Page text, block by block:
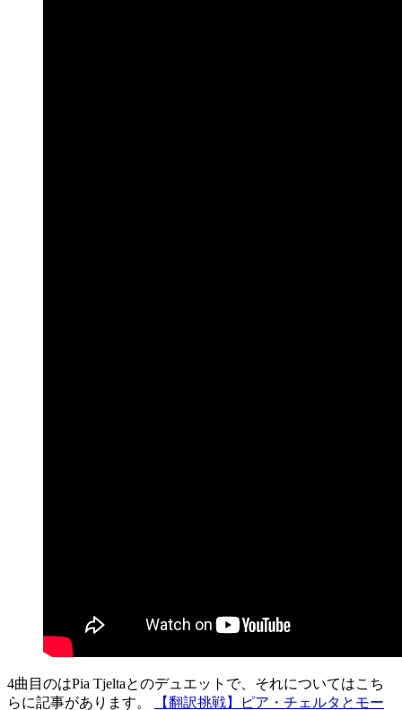
4曲目のはPia Tjeltaとのデュエットで、それについてはこち
らに記事があります。
【翻訳挑戦】ピア・チェルタとモー